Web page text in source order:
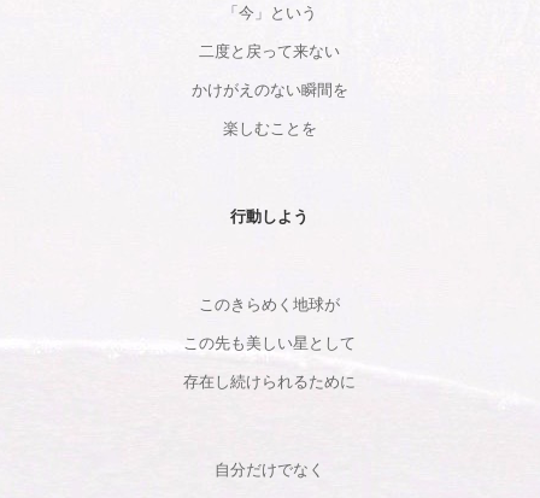
「今」という
二度と戻って来ない
かけがえのない瞬間を
楽しむことを
行動しよう
このきらめく地球が
この先も美しい星として
存在し続けられるために
自分だけでなく